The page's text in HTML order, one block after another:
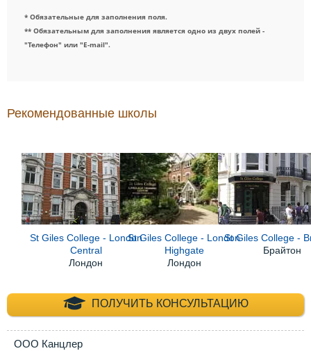
* Обязательные для заполнения поля.
** Обязательным для заполнения является одно из двух полей -
"Телефон" или "E-mail".
Рекомендованные школы
St Giles College - London
Central
Лондон
St Giles College - London
Highgate
Лондон
St Giles College -
Брайтон
ПОЛУЧИТЬ КОНСУЛЬТАЦИЮ
+7 (495) 660-35-
ООО Канцлер